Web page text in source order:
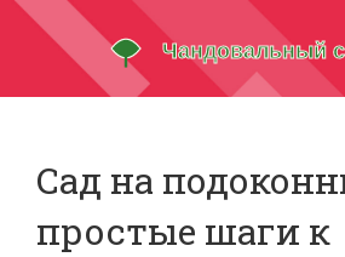
Сад на
простые шаги к